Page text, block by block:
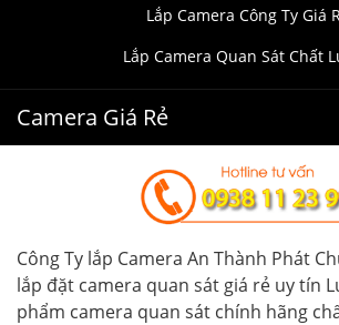
Lắp Camera Công Ty Giá
Lắp Camera Quan Sát Chất
Camera Giá Rẻ
Công Ty lắp Camera An Thành Phát
lắp đặt camera quan sát giá rẻ uy tín
phẩm camera quan sát chính hãng